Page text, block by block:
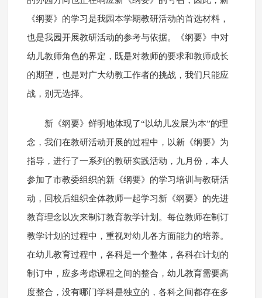
《纲要》的学习是我园本学期教研活动的首选材料，
也是我园开展教研活动的参考与依据。《纲要》中对
幼儿教师角色的界定，既是对教师的要求和教师成长
的期望，也是对广大幼教工作者的挑战，我们只能应
战，别无选择。
新《纲要》鲜明地体现了“以幼儿发展为本”的理
念，我们在教研活动开展的过程中，以新《纲要》为
指导，进行了一系列的教研实践活动，九月份，本人
参加了市教委组织的新《纲要》的学习培训与教研活
动，回校后组织全体教师一起学习新《纲要》的先进
教育理念以次来制订教育教学计划。每位教师在制订
教学计划的过程中，重视对幼儿各方面能力的培养。
在幼儿教育过程中，各科是一个整体，各科在计划的
制订中，应多考虑课程之间的整合，幼儿教育需要高
度整合，没有哪门学科是独立的，各科之间都存在多